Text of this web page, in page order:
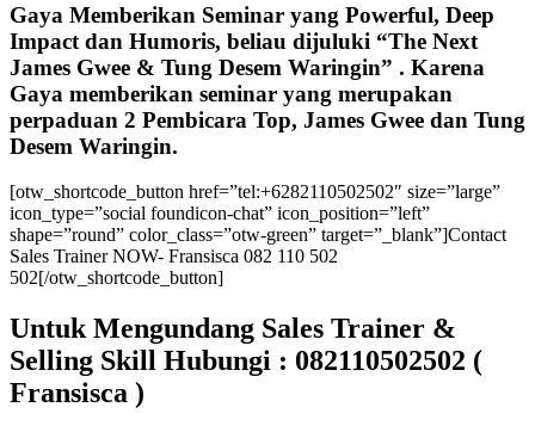
Gaya Memberikan Seminar yang Powerful, Deep
Impact dan Humoris, beliau dijuluki “The Next
James Gwee & Tung Desem Waringin” . Karena
Gaya memberikan seminar yang merupakan
perpaduan 2 Pembicara Top, James Gwee dan Tung
Desem Waringin.
[otw_shortcode_button href=”tel:+6282110502502″ size=”large”
icon_type=”social foundicon-chat” icon_position=”left”
shape=”round” color_class=”otw-green” target=”_blank”]Contact
Sales Trainer NOW- Fransisca 082 110 502
502[/otw_shortcode_button]
Untuk Mengundang Sales Trainer &
Selling Skill Hubungi : 082110502502 (
Fransisca )